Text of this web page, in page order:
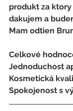
produkt za
dakujem a
Mam odtien
Celkové
Jednoduchost
Kosmetická
Spokojenost s